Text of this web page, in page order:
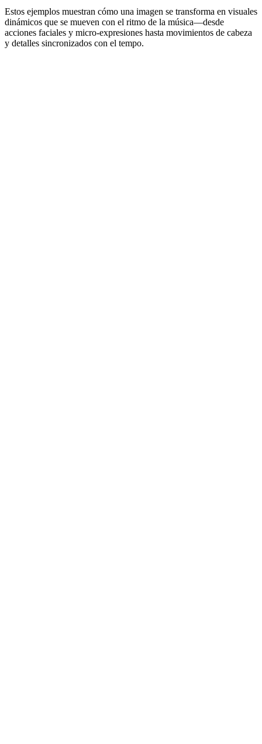
Estos ejemplos muestran cómo una imagen se transforma en visuales
dinámicos que se mueven con el ritmo de la música—desde
acciones faciales y micro-expresiones hasta movimientos de cabeza
y detalles sincronizados con el tempo.